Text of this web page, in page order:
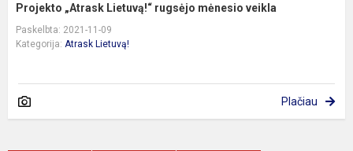
Projekto „Atrask Lietuvą!“ rugsėjo mėnesio veikla
Paskelbta: 2021-11-09
Kategorija: Atrask Lietuvą!
Plačiau